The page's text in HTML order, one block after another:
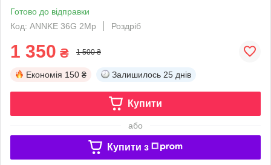
Готово до відправки
Код: ANNKE 36G 2Mp
Роздріб
1 350 ₴ 1 500 ₴
Економія 150 ₴ Залишилось 25 днів
Купити
або
Купити з